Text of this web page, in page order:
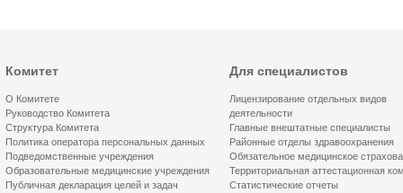
Комитет
О Комитете
Руководство Комитета
Структура Комитета
Политика оператора персональных данных
Подведомственные учреждения
Образовательные медицинские учреждения
Публичная декларация целей и задач
Для специалистов
Лицензирование отдельных видов
деятельности
Главные внештатные специалисты
Районные отделы здравоохранения
Обязательное медицинское
Территориальная аттестационная
Статистические отчеты